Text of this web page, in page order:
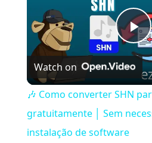
Watch on
🎶 Como converter SHN
gratuitamente │ Sem
instalação de software